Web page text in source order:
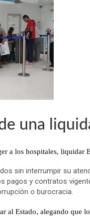
una
a los hospitales, liquidar
sin interrumpir su
pagos y contratos
o burocracia.
al Estado, alegando que